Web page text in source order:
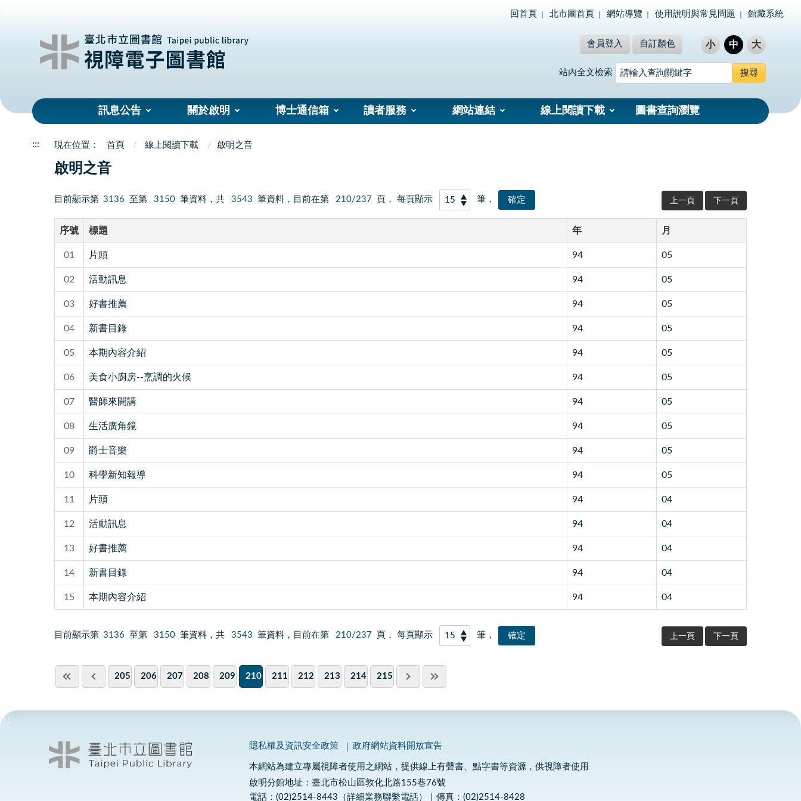
回首頁 北市圖首頁 網站導覽 使用說明與常見問題 館藏系統
會員登入 自訂顏色 小 中 大
站內全文檢索
訊息公告 關於啟明 博士通信箱 讀者服務 網站連結 線上閱讀下載 圖書查詢瀏覽
::: 首頁 線上閱讀下載 啟明之音
啟明之音
目前顯示第 3136 至第 3150 筆資料，共 3543 筆資料，目前在第 210/237 頁， 每頁顯示 筆， 上一頁 下一頁
序號 標題 年 月
01 片頭 94 05
02 活動訊息 94 05
03 好書推薦 94 05
04 新書目錄 94 05
05 本期內容介紹 94 05
06 美食小廚房--烹調的火候 94 05
07 醫師來開講 94 05
08 生活廣角鏡 94 05
09 爵士音樂 94 05
10 科學新知報導 94 05
11 片頭 94 04
12 活動訊息 94 04
13 好書推薦 94 04
14 新書目錄 94 04
15 本期內容介紹 94 04
目前顯示第 3136 至第 3150 筆資料，共 3543 筆資料，目前在第 210/237 頁， 每頁顯示 筆， 上一頁 下一頁
205 206 207 208 209 210 211 212 213 214 215
:::
隱私權及資訊安全政策 政府網站資料開放宣告
本網站為建立專屬視障者使用之網站，提供線上有聲書、點字書等資源，供視障者使用
啟明分館地址：臺北市松山區敦化北路155巷76號
電話：(02)2514-8443（詳細業務聯繫電話）｜傳真：(02)2514-8428